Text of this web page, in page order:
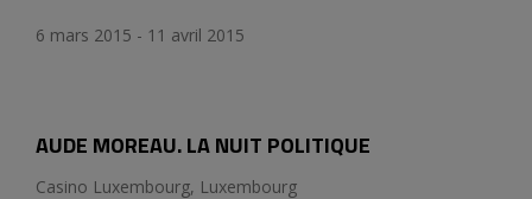
6 mars 2015 - 11 avril 2015
AUDE MOREAU. LA NUIT POLITIQUE
Casino Luxembourg, Luxembourg